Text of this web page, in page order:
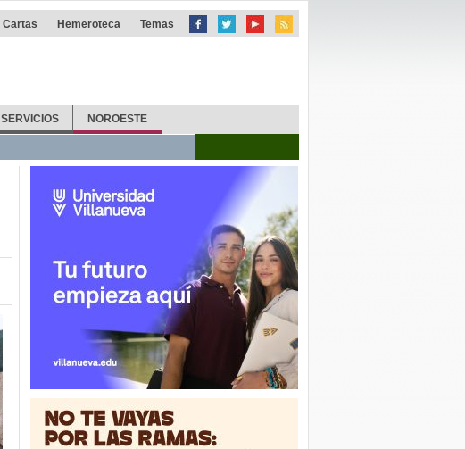
Cartas Hemeroteca Temas
SERVICIOS NOROESTE